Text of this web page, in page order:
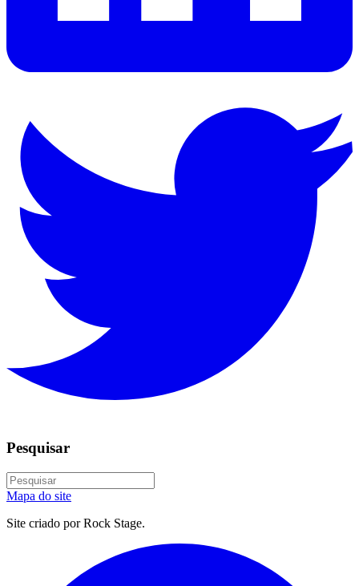
Pesquisar
Mapa do site
Site criado por Rock Stage.